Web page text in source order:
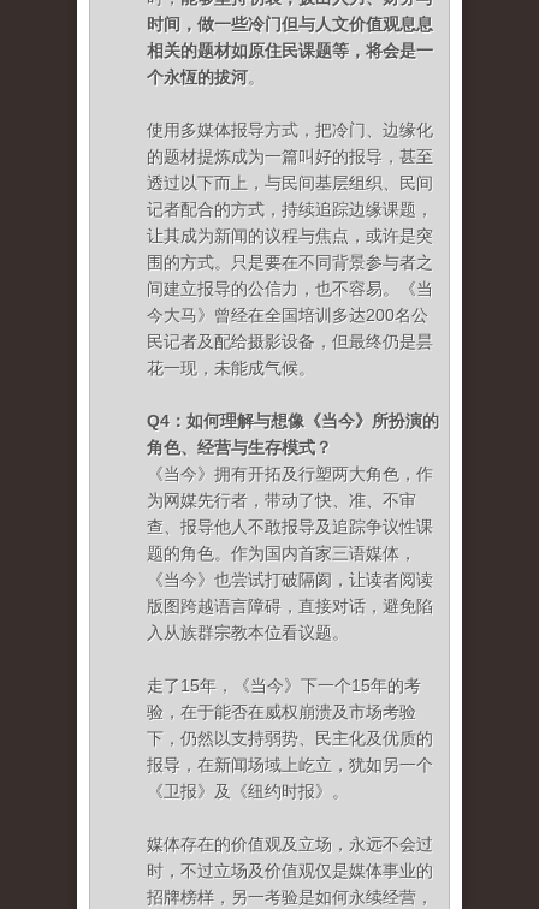
时间，做一些冷门但与人文价值观息息
相关的题材如原住民课题等，将会是一
个永恆的拔河。
使用多媒体报导方式，把冷门、边缘化
的题材提炼成为一篇叫好的报导，甚至
透过以下而上，与民间基层组织、民间
记者配合的方式，持续追踪边缘课题，
让其成为新闻的议程与焦点，或许是突
围的方式。只是要在不同背景参与者之
间建立报导的公信力，也不容易。《当
今大马》曾经在全国培训多达200名公
民记者及配给摄影设备，但最终仍是昙
花一现，未能成气候。
Q4：如何理解与想像《当今》所扮演的
角色、经营与生存模式？
《当今》拥有开拓及行塑两大角色，作
为网媒先行者，带动了快、准、不审
查、报导他人不敢报导及追踪争议性课
题的角色。作为国内首家三语媒体，
《当今》也尝试打破隔阂，让读者阅读
版图跨越语言障碍，直接对话，避免陷
入从族群宗教本位看议题。
走了15年，《当今》下一个15年的考
验，在于能否在威权崩溃及市场考验
下，仍然以支持弱势、民主化及优质的
报导，在新闻场域上屹立，犹如另一个
《卫报》及《纽约时报》。
媒体存在的价值观及立场，永远不会过
时，不过立场及价值观仅是媒体事业的
招牌榜样，另一考验是如何永续经营，